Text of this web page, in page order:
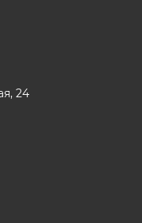
24